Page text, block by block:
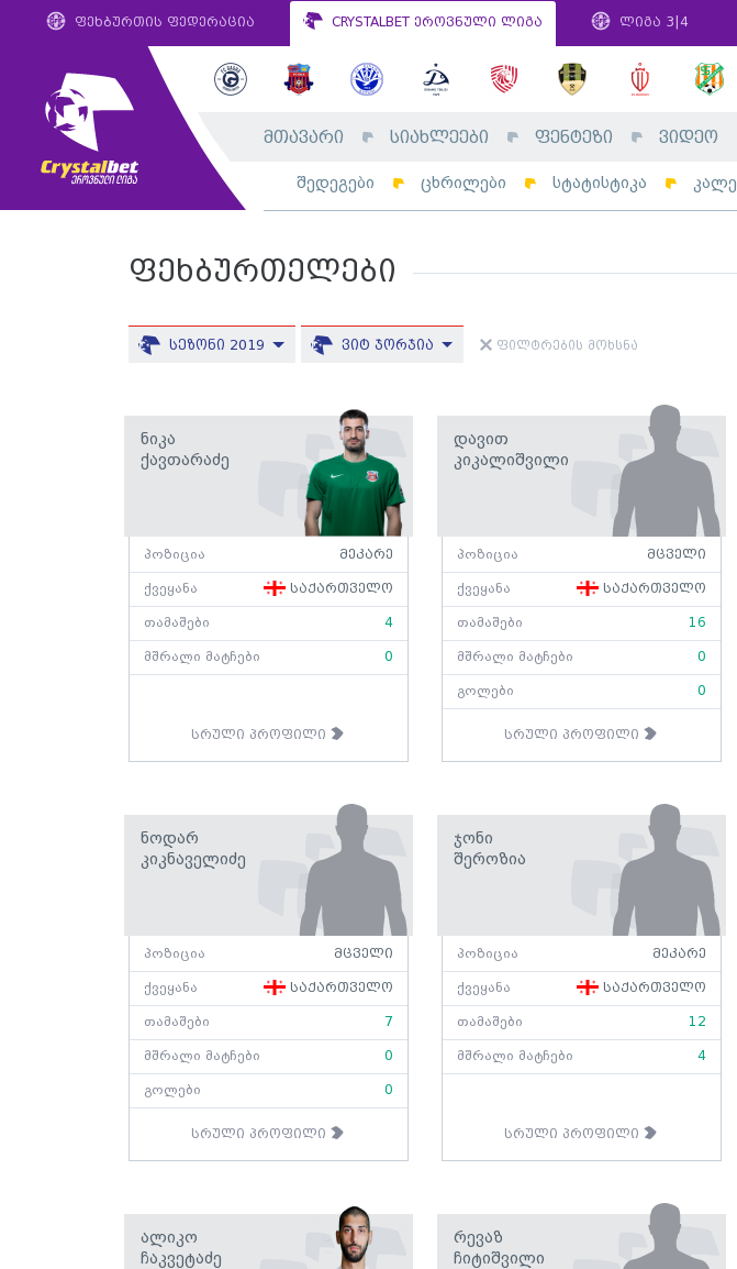
ფეხბურთის ფედერაცია CRYSTALBET ეროვნული ლიგა ლიგა 3|4
მთავარი სიახლეები ფენტეზი ვიდეო
შედეგები ცხრილები სტატისტიკა
ფეხბურთელები
სეზონი 2019 ვიტ ჯორჯია ფილტრების მოხსნა
Ნიკა
Ქავთარაძე
პოზიცია მეკარე
ქვეყანა საქართველო
თამაშები 4
მშრალი მატჩები 0
სრული პროფილი
Დავით
Კიკალიშვილი
პოზიცია მცველი
ქვეყანა საქართველო
თამაშები 16
მშრალი მატჩები 0
გოლები 0
სრული პროფილი
Ნოდარ
Კიკნაველიძე
პოზიცია მცველი
ქვეყანა საქართველო
თამაშები 7
მშრალი მატჩები 0
გოლები 0
სრული პროფილი
Ჯონი
Შეროზია
პოზიცია მეკარე
ქვეყანა საქართველო
თამაშები 12
მშრალი მატჩები 4
სრული პროფილი
Ალიკო
Ჩაკვეტაძე
Რევაზ
Ჩიტიშვილი